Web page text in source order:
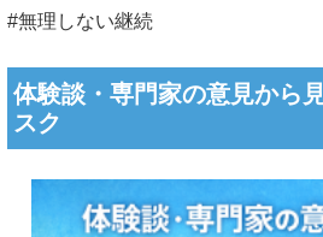
#無理しない継続
体験談・専門家の意見から
スク